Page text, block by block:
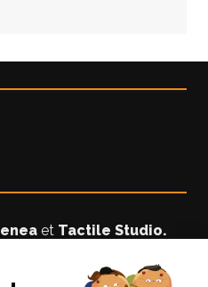
et Tactile Studio.
ou malyoyant ?